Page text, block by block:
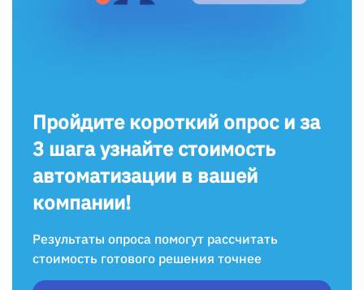
Пройдите короткий опрос и за
3 шага узнайте стоимость
автоматизации в вашей
компании!
Результаты опроса помогут рассчитать
стоимость готового решения точнее